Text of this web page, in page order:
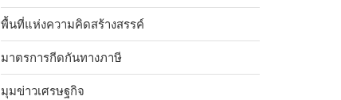
พื้นที่แห่งความคิดสร้างสรรค์
มาตรการกีดกันทางภาษี
มุมข่าวเศรษฐกิจ